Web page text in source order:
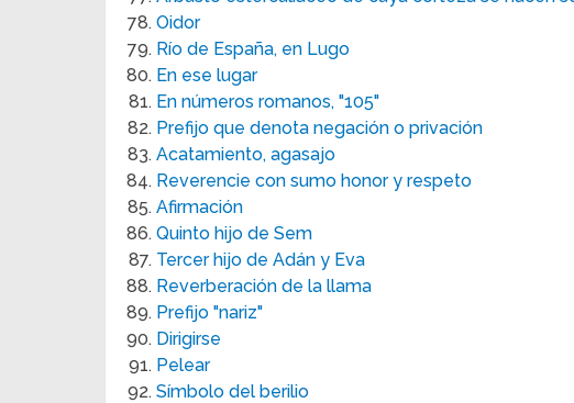
Oidor
Río de España, en Lugo
En ese lugar
En números romanos, "105"
Prefijo que denota negación o privación
Acatamiento, agasajo
Reverencie con sumo honor y respeto
Afirmación
Quinto hijo de Sem
Tercer hijo de Adán y Eva
Reverberación de la llama
Prefijo "nariz"
Dirigirse
Pelear
Símbolo del berilio